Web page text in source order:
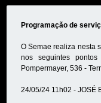
Programação de
O Semae realiza nesta
nos seguintes
Pompermayer, 536 -
24/05/24 11h02 - JOSÉ